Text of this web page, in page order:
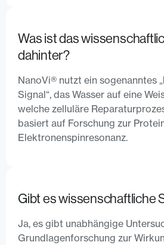
Was ist das
dahinter?
NanoVi®️ nutzt ein sogenanntes
Signal“, das Wasser auf eine
welche zelluläre
basiert auf Forschung zur
Elektronenspinresonanz.
Gibt es wissenschaftliche
Ja, es gibt unabhängige
Grundlagenforschung zur